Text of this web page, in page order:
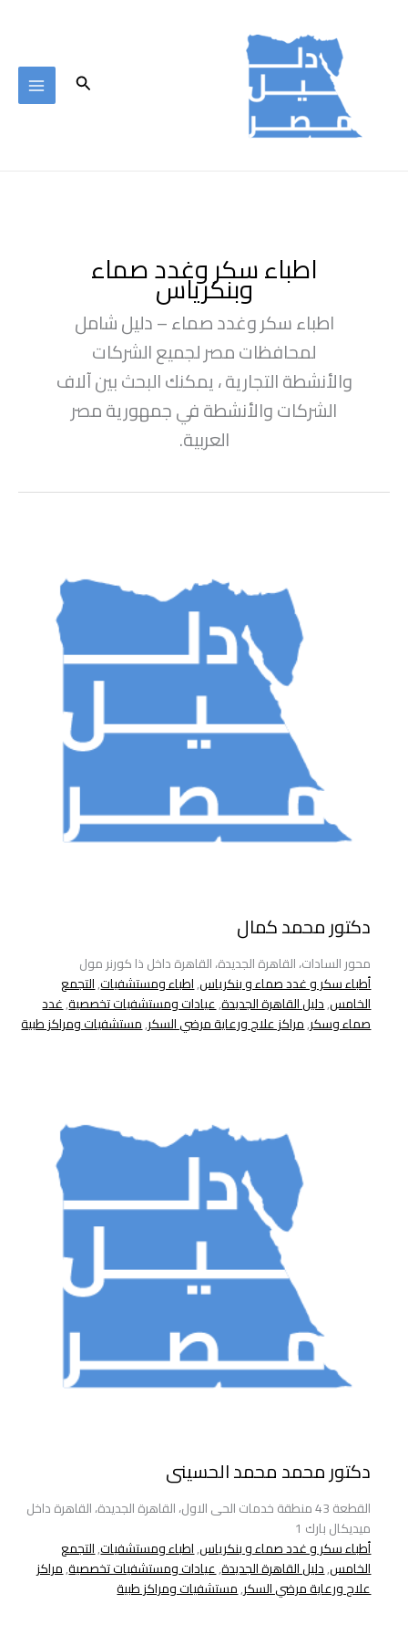
البحث
اطباء سكر وغدد صماء
وبنكرياس
اطباء سكر وغدد صماء – دليل شامل
لمحافظات مصر لجميع الشركات
والأنشطة التجارية ، يمكنك البحث بين آلاف
الشركات والأنشطة في جمهورية مصر
العربية.
دكتور محمد كمال
محور السادات، القاهرة الجديدة، القاهرة داخل ذا كورنر مول
أطباء سكر و غدد صماء و بنكرياس,اطباء ومستشفيات,التجمع
الخامس,دليل القاهرة الجديدة,عيادات ومستشفيات تخصصية,غدد
صماء وسكر,مراكز علاج ورعاية مرضي السكر,مستشفيات ومراكز طبية
دكتور محمد محمد الحسينى
القطعة 43 منطقة خدمات الحى الاول، القاهرة الجديدة، القاهرة داخل
ميديكال بارك 1
أطباء سكر و غدد صماء و بنكرياس,اطباء ومستشفيات,التجمع
الخامس,دليل القاهرة الجديدة,عيادات ومستشفيات تخصصية,مراكز
علاج ورعاية مرضي السكر,مستشفيات ومراكز طبية